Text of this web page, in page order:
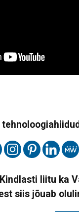
Kindlasti liitu ka
siis jõuab